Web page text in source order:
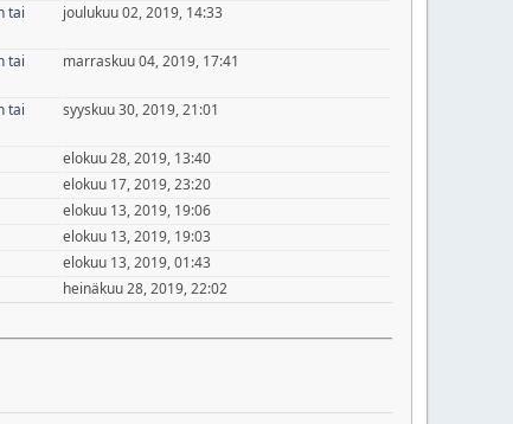
tai
joulukuu 02, 2019, 14:33
tai
marraskuu 04, 2019, 17:41
tai
syyskuu 30, 2019, 21:01
elokuu 28, 2019, 13:40
elokuu 17, 2019, 23:20
elokuu 13, 2019, 19:06
elokuu 13, 2019, 19:03
elokuu 13, 2019, 01:43
heinäkuu 28, 2019, 22:02